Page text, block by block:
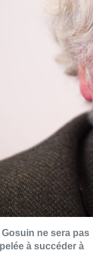
ne sera pas
à succéder à